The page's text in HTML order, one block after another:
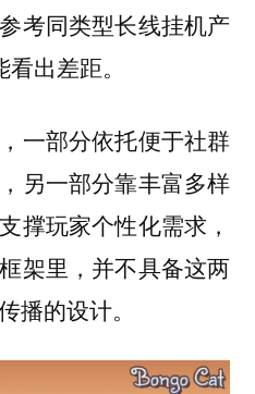
考同类型长线挂机产
出差距。
一部分依托便于社群
另一部分靠丰富多样
撑玩家个性化需求，
架里，并不具备这两
播的设计。